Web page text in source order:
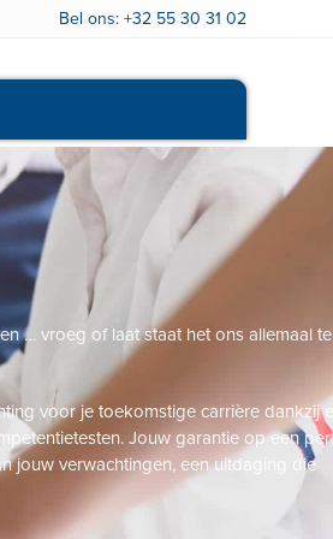
Bel ons: +32 55 30 31 02
… vroeg of laat staat het ons allemaal te
voor je toekomstige carrière dankzij
Jouw garantie op een
jouw verwachtingen, een uitdaging die